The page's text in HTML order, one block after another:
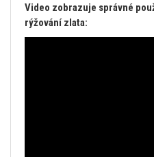
Video zobrazuje správné
rýžování zlata: